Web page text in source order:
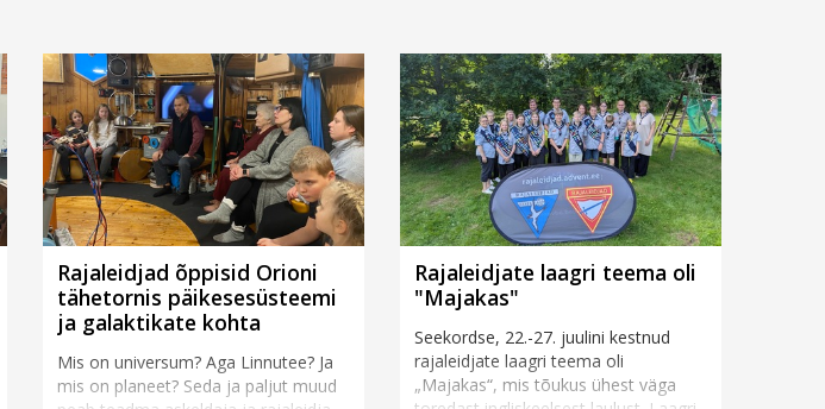
Rajaleidjad õppisid Orioni
tähetornis päikesesüsteemi
ja galaktikate kohta
Mis on universum? Aga Linnutee? Ja
mis on planeet? Seda ja paljut muud
Rajaleidjate laagri teema oli
"Majakas"
Seekordse, 22.-27. juulini kestnud
rajaleidjate laagri teema oli
„Majakas“, mis tõukus ühest väga